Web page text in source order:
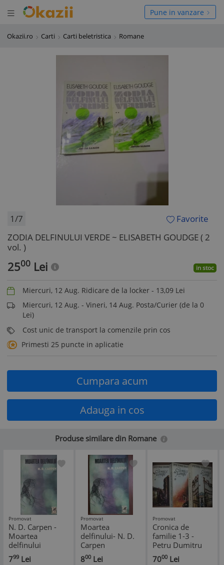
Deschide meniul
meniul Pune in vanzare
Okazii.ro Carti Carti beletristica Romane
1/7
Favorite
ZODIA DELFINULUI VERDE ~ ELISABETH GOUDGE ( 2
vol. )
2500 Lei in stoc
Miercuri, 12 Aug. Ridicare de la locker - 13,09 Lei
Miercuri, 12 Aug. - Vineri, 14 Aug. Posta/Curier (de la 0
Lei)
Cost unic de transport la comenzile prin cos
Primesti 25 puncte in aplicatie
Cumpara acum
Adauga in cos
Produse similare din Romane
Promovat
N. D. Carpen -
Moartea
delfinului
799 Lei
Promovat
Moartea
delfinului- N. D.
Carpen
800 Lei
Promovat
Cronica de
familie 1-3 -
Petru Dumitru
7000 Lei